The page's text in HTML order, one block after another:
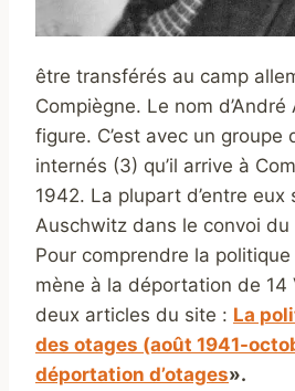
être transférés au camp
Compiègne. Le nom
figure. C’est avec un groupe
internés (3) qu’il arrive à
1942. La plupart d’entre
Auschwitz dans le convoi
Pour comprendre la politique
mène à la déportation de 14
deux articles du site : La
des otages (août 1941-
déportation d’otages».